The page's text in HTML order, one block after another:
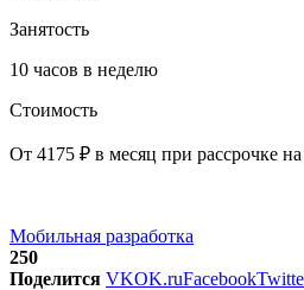
Занятость
10 часов в неделю
Стоимость
От 4175 ₽ в месяц при рассрочке
Мобильная разработка
250
Поделится VKOK.ruFacebook